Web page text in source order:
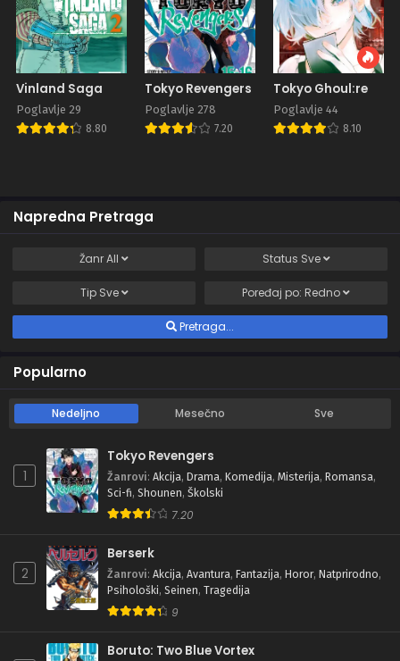
Vinland Saga
Poglavlje 29
8.80
Tokyo Revengers
Poglavlje 278
7.20
Tokyo Ghoul:re
Poglavlje 44
8.10
Napredna Pretraga
ŽanrAll Status Sve
Tip Sve Poređaj po: Redno
Pretraga...
Popularno
Nedeljno Mesečno Sve
1
Tokyo Revengers
Žanrovi: Akcija, Drama, Komedija, Misterija, Romansa,
Sci-fi, Shounen, Školski
7.20
2
Berserk
Žanrovi: Akcija, Avantura, Fantazija, Horor, Natprirodno,
Psihološki, Seinen, Tragedija
9
Boruto: Two Blue Vortex